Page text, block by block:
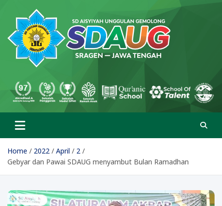
content
SD Aisyiyah Unggulan
Gemolong
Home 2022 April
2
Gebyar dan Pawai SDAUG menyambut Bulan Ramadhan